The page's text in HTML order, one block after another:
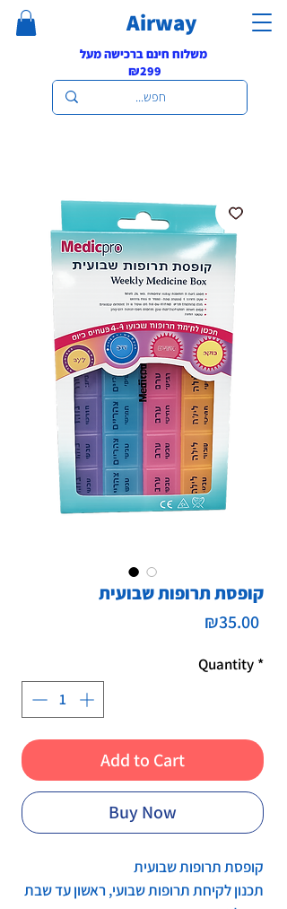
Airway
משלוח חינם ברכישה מעל
₪299
קופסת תרופות שבועית
₪35.00Price
Quantity *
Add to Cart
Buy Now
קופסת תרופות שבועית
תכנון לקיחת תרופות שבועי, ראשון עד שבת